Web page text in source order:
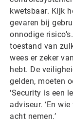
kwetsbaar. Kijk
gevaren bij
onnodige
toestand van
wees er zeker
hebt. De
gelden, moeten
‘Security is een
adviseur. ‘En
acht nemen.’